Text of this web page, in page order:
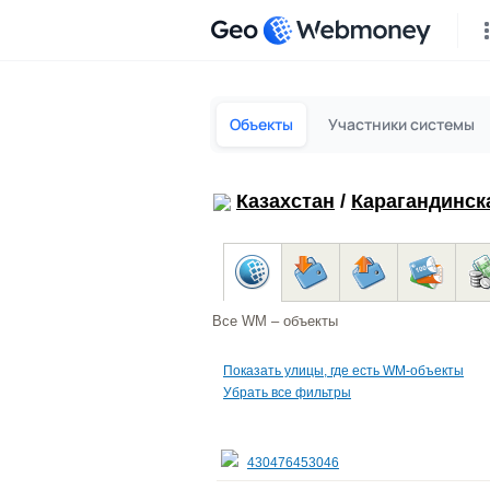
Geo
Объекты Участники системы
Казахстан /
Все WM – объекты
Показать улицы, где есть WM-объекты
Убрать все фильтры
430476453046